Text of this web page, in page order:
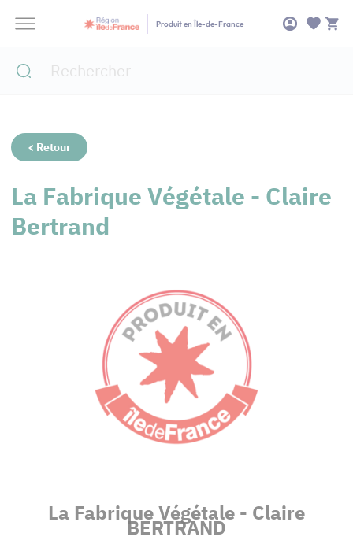
Produit en Île-de-France
< Retour
La Fabrique Végétale - Claire
Bertrand
La Fabrique Végétale - Claire
BERTRAND